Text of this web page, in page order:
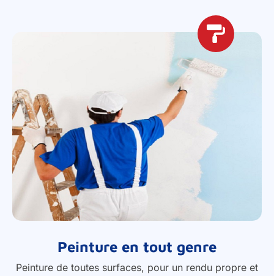
Peinture en tout genre
Peinture de toutes surfaces, pour un rendu propre et